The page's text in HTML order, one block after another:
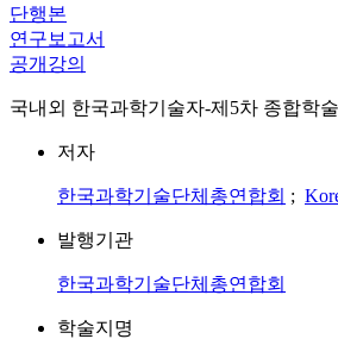
단행본
연구보고서
공개강의
국내외 한국과학기술자-제5차 종합학
저자
한국과학기술단체총연합회 ;
발행기관
한국과학기술단체총연합회
학술지명